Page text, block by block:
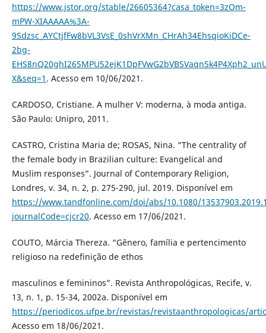
https://www.jstor.org/stable/26605364?casa_token=3zOm-
mPW-XIAAAAA%3A-
9Sdzsc_AYCtjfFw8bVL3VsE_0shVrXMn_CHrAh34EhsqioKiDCe-
2bg-
X&seq=1 . Acesso em 10/06/2021.
CARDOSO, Cristiane. A mulher V: moderna, à moda antiga.
São Paulo: Unipro, 2011.
CASTRO, Cristina Maria de; ROSAS, Nina. “The centrality of
the female body in Brazilian culture: Evangelical and
Muslim responses”. Journal of Contemporary Religion,
Londres, v. 34, n. 2, p. 275-290, jul. 2019. Disponível em
https://www.tandfonline.com/doi/abs/10.1080/
journalCode=cjcr20. Acesso em 17/06/2021.
COUTO, Márcia Thereza. “Gênero, família e pertencimento
religioso na redefinição de ethos
masculinos e femininos”. Revista Anthropológicas, Recife, v.
13, n. 1, p. 15-34, 2002a. Disponível em
https://periodicos.ufpe.br/revistas/revistaanthropologicas/
Acesso em 18/06/2021.